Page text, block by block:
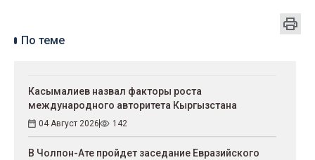
По теме
Касымалиев назвал факторы роста
международного авторитета Кыргызстана
04 Август 2026 142
В Чолпон-Ате пройдет заседание Евразийского